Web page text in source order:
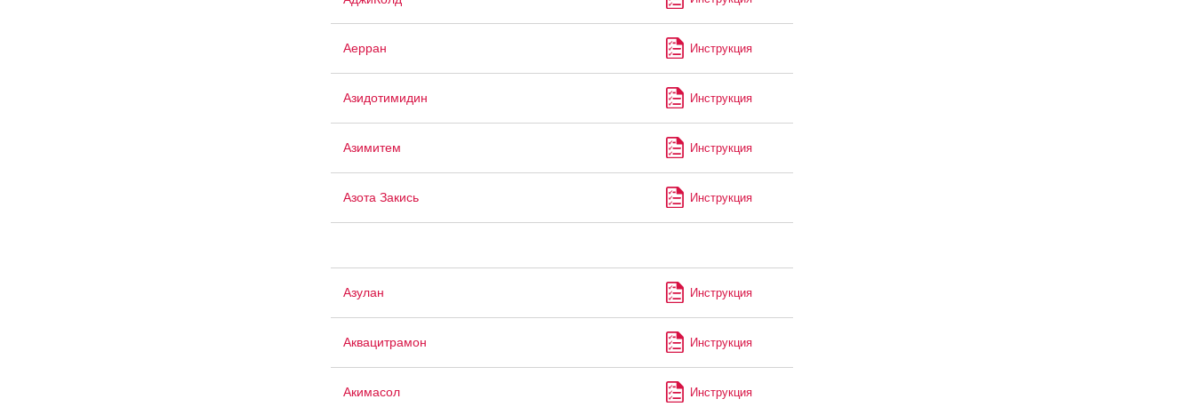
Аерран Инструкция
Азидотимидин Инструкция
Азимитем Инструкция
Азота Закись Инструкция
Азулан Инструкция
Аквацитрамон Инструкция
Акимасол Инструкция